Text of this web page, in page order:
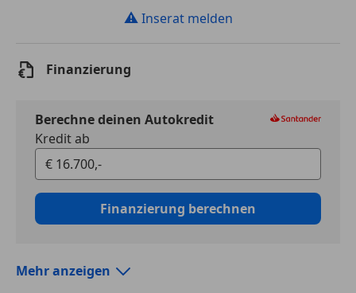
⚠ Inserat melden
Finanzierung
Berechne deinen Autokredit
Kredit ab
Finanzierung berechnen
Mehr anzeigen